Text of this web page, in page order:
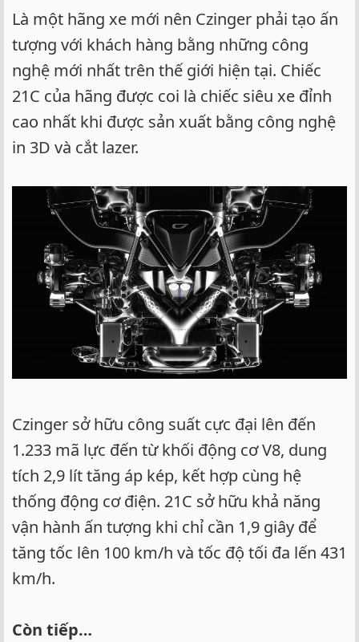
Là một hãng xe mới nên Czinger phải tạo ấn
tượng với khách hàng bằng những công
nghệ mới nhất trên thế giới hiện tại. Chiếc
21C của hãng được coi là chiếc siêu xe đỉnh
cao nhất khi được sản xuất bằng công nghệ
in 3D và cắt lazer.
Czinger sở hữu công suất cực đại lên đến
1.233 mã lực đến từ khối động cơ V8, dung
tích 2,9 lít tăng áp kép, kết hợp cùng hệ
thống động cơ điện. 21C sở hữu khả năng
vận hành ấn tượng khi chỉ cần 1,9 giây để
tăng tốc lên 100 km/h và tốc độ tối đa lến 431
km/h.
Còn tiếp…